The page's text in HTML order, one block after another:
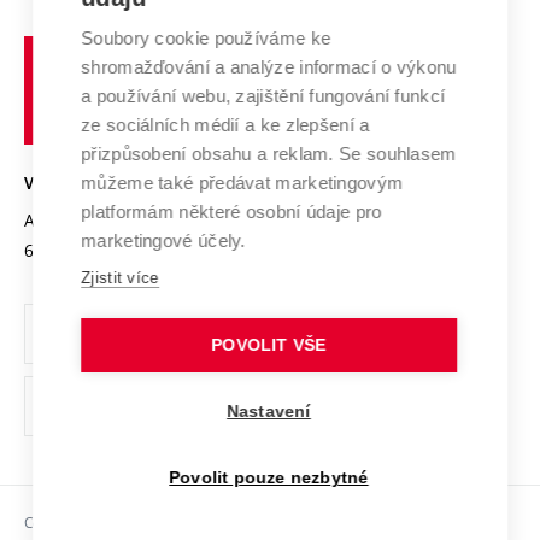
Systém zajišťování kvality výzkumu
Výzkumné infrastruktury
Transfer znalostí
Open Science
Projekty
Projekty ze strukturálních fondů
Specifický výzkum
Spolupráce se školami
Služby univerzity
Mezinárodní dohody
Univerzitní sítě
Profil univerzity
Udržitelná univerzita
Podnikavá univerzita / ContriBUTe
Bezpečná univerzita
Vyznamenání
Organizační struktura
Ochrana osobních údajů
odkaz)
Sociální bezpečí
učení
technické
VYSOKÉ UČENÍ TECHNICKÉ V BRNĚ
Antonínská 548/1
602 00 Brno
www.vut.cz
vut@vutbr.cz
Copyright © 2026 VUT
Soubory cookie používáme ke
shromažďování a analýze informací o výkonu
a používání webu, zajištění fungování funkcí
ze sociálních médií a ke zlepšení a
přizpůsobení obsahu a reklam. Se souhlasem
můžeme také předávat marketingovým
platformám některé osobní údaje pro
marketingové účely.
Zjistit více
POVOLIT VŠE
Nastavení
Povolit pouze nezbytné